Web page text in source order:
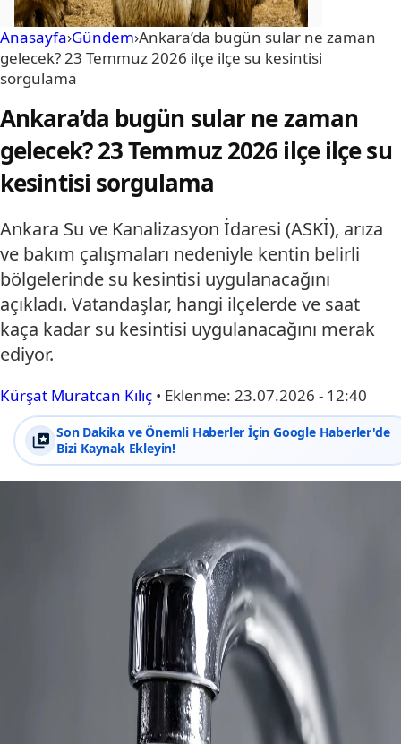
Anasayfa›Gündem›Ankara’da bugün sular ne zaman
gelecek? 23 Temmuz 2026 ilçe ilçe su kesintisi
sorgulama
Ankara’da bugün sular ne zaman
gelecek? 23 Temmuz 2026 ilçe ilçe su
kesintisi sorgulama
Ankara Su ve Kanalizasyon İdaresi (ASKİ), arıza
ve bakım çalışmaları nedeniyle kentin belirli
bölgelerinde su kesintisi uygulanacağını
açıkladı. Vatandaşlar, hangi ilçelerde ve saat
kaça kadar su kesintisi uygulanacağını merak
ediyor.
Kürşat Muratcan Kılıç • Eklenme: 23.07.2026 - 12:40
Son Dakika ve Önemli Haberler İçin Google Haberler'de
Bizi Kaynak Ekleyin!